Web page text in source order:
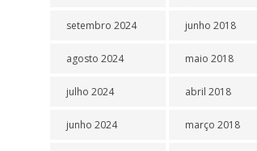
setembro 2024
agosto 2024
julho 2024
junho 2024
junho 2018
maio 2018
abril 2018
março 2018